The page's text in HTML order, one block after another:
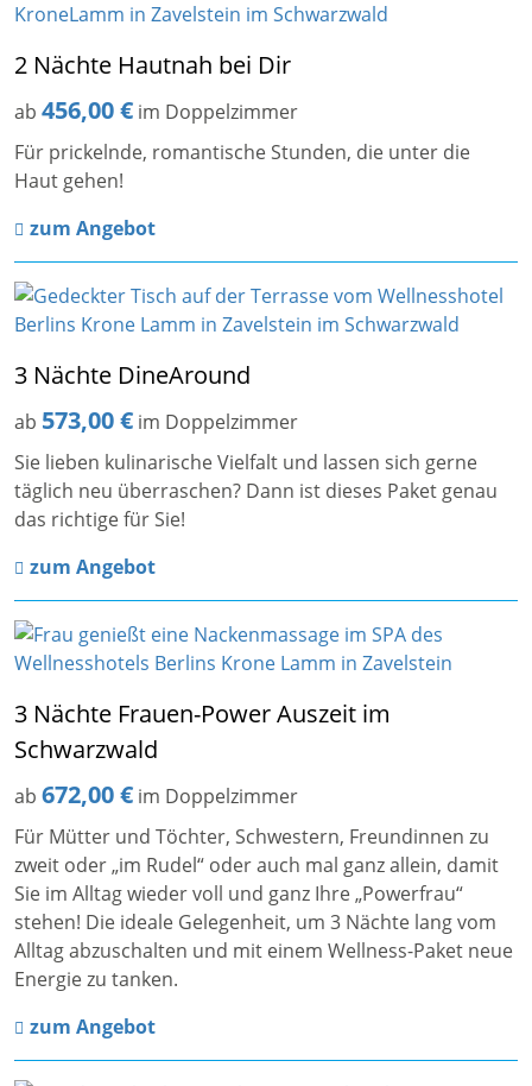
2 Nächte Hautnah bei Dir
ab 456,00 € im Doppelzimmer
Für prickelnde, romantische Stunden, die unter die
Haut gehen!
zum Angebot
3 Nächte DineAround
ab 573,00 € im Doppelzimmer
Sie lieben kulinarische Vielfalt und lassen sich gerne
täglich neu überraschen? Dann ist dieses Paket genau
das richtige für Sie!
zum Angebot
3 Nächte Frauen-Power Auszeit im
Schwarzwald
ab 672,00 € im Doppelzimmer
Für Mütter und Töchter, Schwestern, Freundinnen zu
zweit oder „im Rudel“ oder auch mal ganz allein, damit
Sie im Alltag wieder voll und ganz Ihre „Powerfrau“
stehen! Die ideale Gelegenheit, um 3 Nächte lang vom
Alltag abzuschalten und mit einem Wellness-Paket neue
Energie zu tanken.
zum Angebot